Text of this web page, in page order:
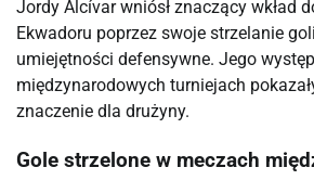
Jordy Alcívar wniósł znaczący wkład
Ekwadoru poprzez swoje strzelanie
umiejętności defensywne. Jego
międzynarodowych turniejach
znaczenie dla drużyny.
Gole strzelone w meczach